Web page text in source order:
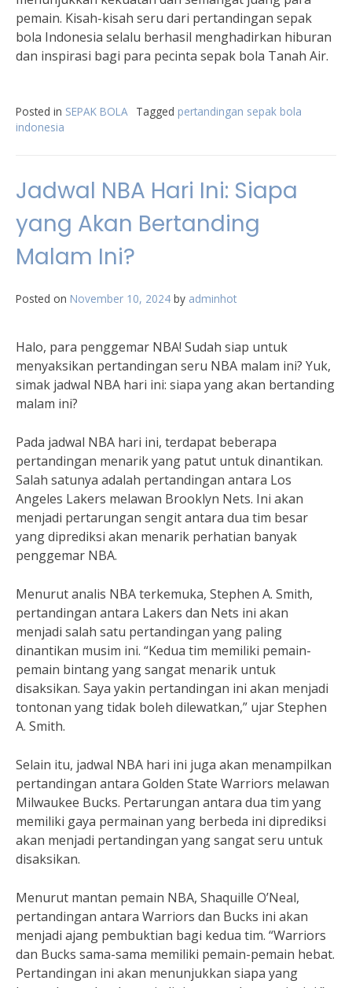
pemain. Kisah-kisah seru dari pertandingan sepak
bola Indonesia selalu berhasil menghadirkan hiburan
dan inspirasi bagi para pecinta sepak bola Tanah Air.
Posted in SEPAK BOLA Tagged pertandingan sepak bola
indonesia
Jadwal NBA Hari Ini: Siapa
yang Akan Bertanding
Malam Ini?
Posted on November 10, 2024 by adminhot
Halo, para penggemar NBA! Sudah siap untuk
menyaksikan pertandingan seru NBA malam ini? Yuk,
simak jadwal NBA hari ini: siapa yang akan bertanding
malam ini?
Pada jadwal NBA hari ini, terdapat beberapa
pertandingan menarik yang patut untuk dinantikan.
Salah satunya adalah pertandingan antara Los
Angeles Lakers melawan Brooklyn Nets. Ini akan
menjadi pertarungan sengit antara dua tim besar
yang diprediksi akan menarik perhatian banyak
penggemar NBA.
Menurut analis NBA terkemuka, Stephen A. Smith,
pertandingan antara Lakers dan Nets ini akan
menjadi salah satu pertandingan yang paling
dinantikan musim ini. “Kedua tim memiliki pemain-
pemain bintang yang sangat menarik untuk
disaksikan. Saya yakin pertandingan ini akan menjadi
tontonan yang tidak boleh dilewatkan,” ujar Stephen
A. Smith.
Selain itu, jadwal NBA hari ini juga akan menampilkan
pertandingan antara Golden State Warriors melawan
Milwaukee Bucks. Pertarungan antara dua tim yang
memiliki gaya permainan yang berbeda ini diprediksi
akan menjadi pertandingan yang sangat seru untuk
disaksikan.
Menurut mantan pemain NBA, Shaquille O’Neal,
pertandingan antara Warriors dan Bucks ini akan
menjadi ajang pembuktian bagi kedua tim. “Warriors
dan Bucks sama-sama memiliki pemain-pemain hebat.
Pertandingan ini akan menunjukkan siapa yang